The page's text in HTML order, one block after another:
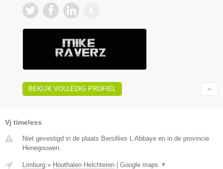
BEKIJK VOLLEDIG PROFIEL
Vj timeless
Niet gevestigd in de plaats Bersillies L Abbaye en in de provincie
Henegouwen.
Limburg » Houthalen Helchteren Google maps ▼